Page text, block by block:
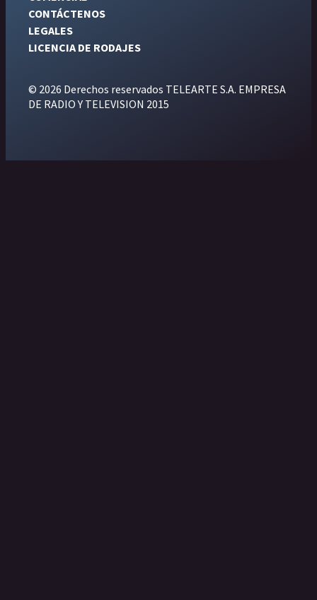
CONTÁCTENOS
LEGALES
LICENCIA DE RODAJES
© 2026 Derechos reservados TELEARTE S.A. EMPRESA
DE RADIO Y TELEVISION 2015